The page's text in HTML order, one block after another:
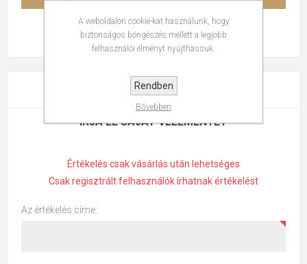
ÉRTÉKELÉSEK
ÍRJA LE SAJÁT VÉLEMÉNYÉT
Értékelés csak vásárlás után lehetséges
Csak regisztrált felhasználók írhatnak értékelést
Az értékelés címe:
A weboldalon cookie-kat használunk, hogy
biztonságos böngészés mellett a legjobb
felhasználói élményt nyújthassuk.
Rendben
Bővebben